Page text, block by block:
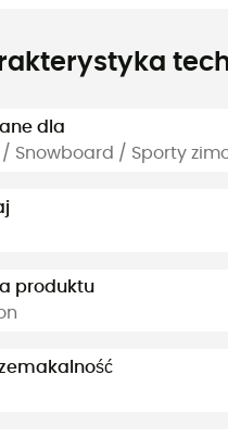
dla
/ Snowboard / Sporty
produktu